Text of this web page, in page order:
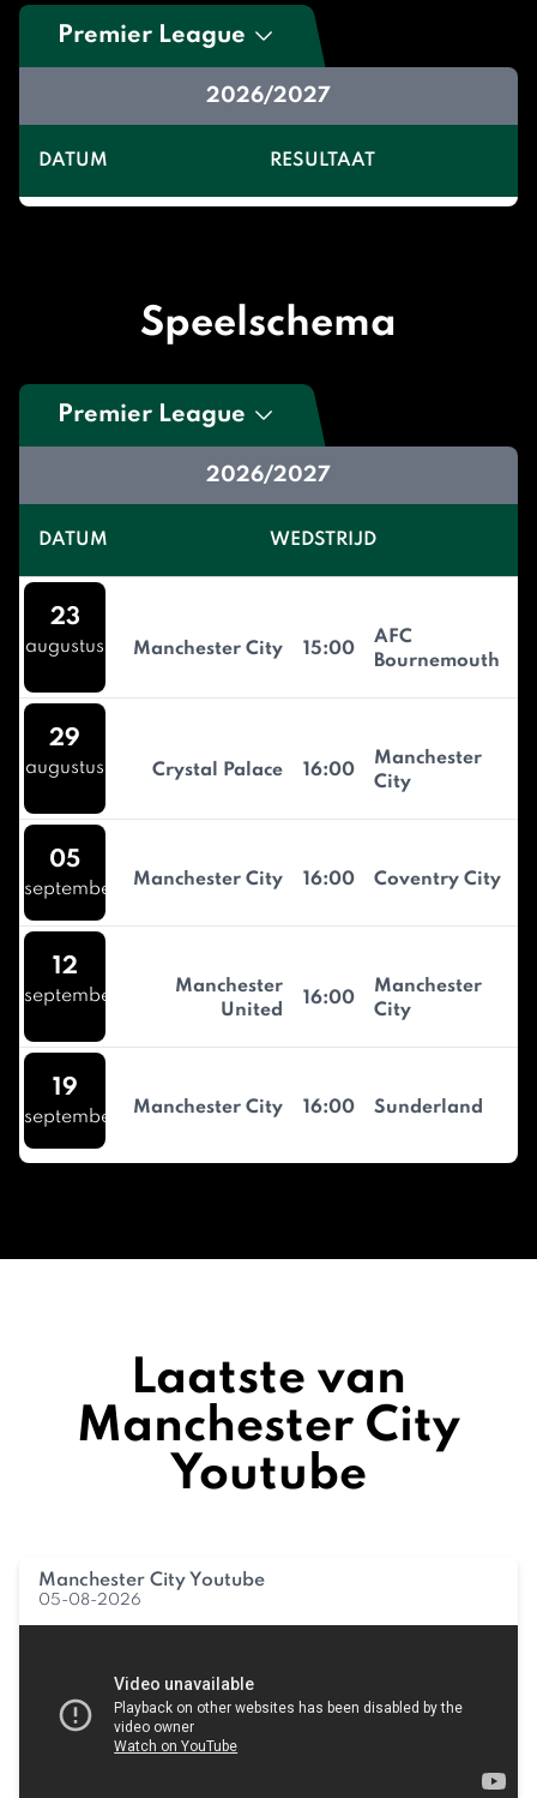
Premier League
2026/2027
DATUM RESULTAAT
Speelschema
Premier League
2026/2027
DATUM WEDSTRIJD
23
augustus Manchester City 15:00
AFC
Bournemouth
29
augustus Crystal Palace 16:00
Manchester
City
05
september Manchester City 16:00 Coventry City
12
september
Manchester
United
16:00
Manchester
City
19
september Manchester City 16:00 Sunderland
Laatste van
Manchester City
Youtube
Manchester City Youtube
05-08-2026